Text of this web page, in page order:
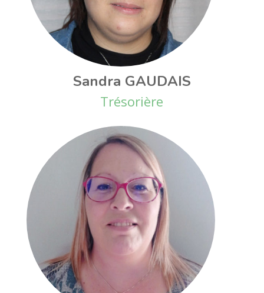
Sandra GAUDAIS
Trésorière